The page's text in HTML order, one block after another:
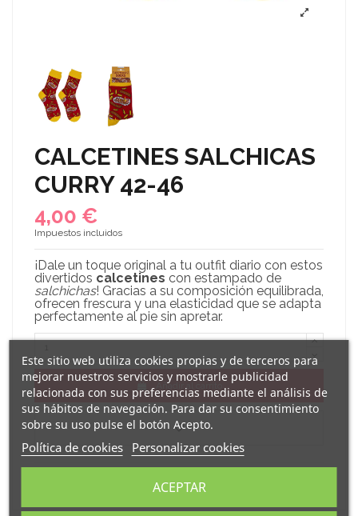
CALCETINES SALCHICAS
CURRY 42-46
4,00 €
Impuestos incluidos
¡Dale un toque original a tu outfit diario con estos
divertidos calcetines con estampado de
salchichas! Gracias a su composición equilibrada,
ofrecen frescura y una elasticidad que se adapta
perfectamente al pie sin apretar.
Añadir al carrito
Este sitio web utiliza cookies propias y de terceros para
mejorar nuestros servicios y mostrarle publicidad
relacionada con sus preferencias mediante el análisis de
sus hábitos de navegación. Para dar su consentimiento
sobre su uso pulse el botón Acepto.
Política de cookies Personalizar cookies
ACEPTAR